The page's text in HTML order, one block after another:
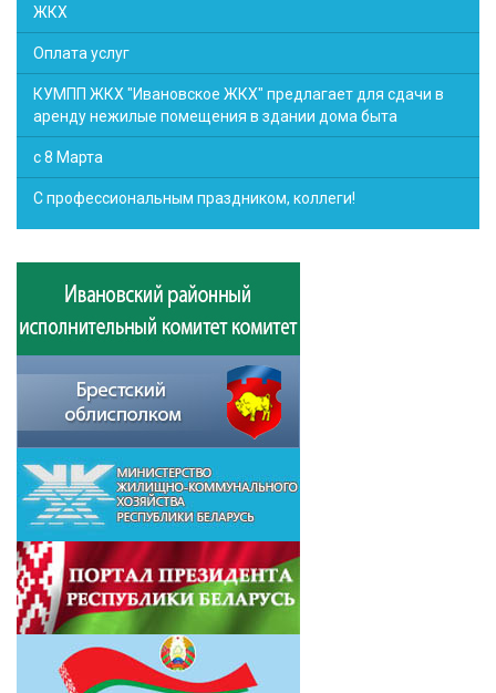
ЖКХ
Оплата услуг
КУМПП ЖКХ "Ивановское ЖКХ" предлагает для сдачи в
аренду нежилые помещения в здании дома быта
с 8 Марта
С профессиональным праздником, коллеги!